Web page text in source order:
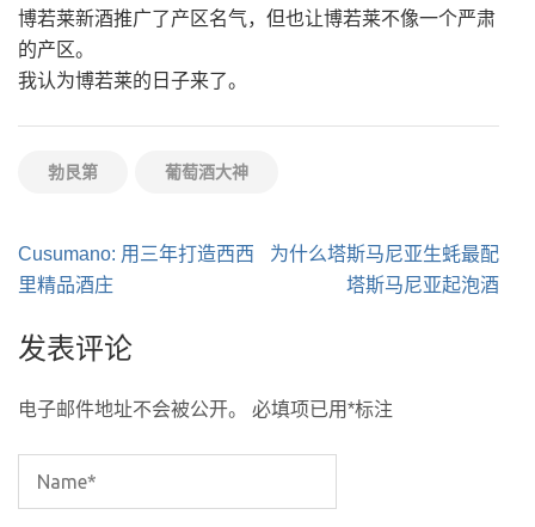
博若莱新酒推广了产区名气，但也让博若莱不像一个严肃
的产区。
我认为博若莱的日子来了。
勃艮第 葡萄酒大神
文
章
航
Cusumano: 用三年打造西西
里精品酒庄
为什么塔斯马尼亚生蚝最配
塔斯马尼亚起泡酒
发表评论
电子邮件地址不会被公开。 必填项已用*标注